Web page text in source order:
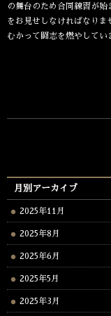
の舞台のため合同練習が
をお見せしなければなり
むかって闘志を燃やしてい
月別アーカイブ
2025年11月
2025年8月
2025年6月
2025年5月
2025年3月